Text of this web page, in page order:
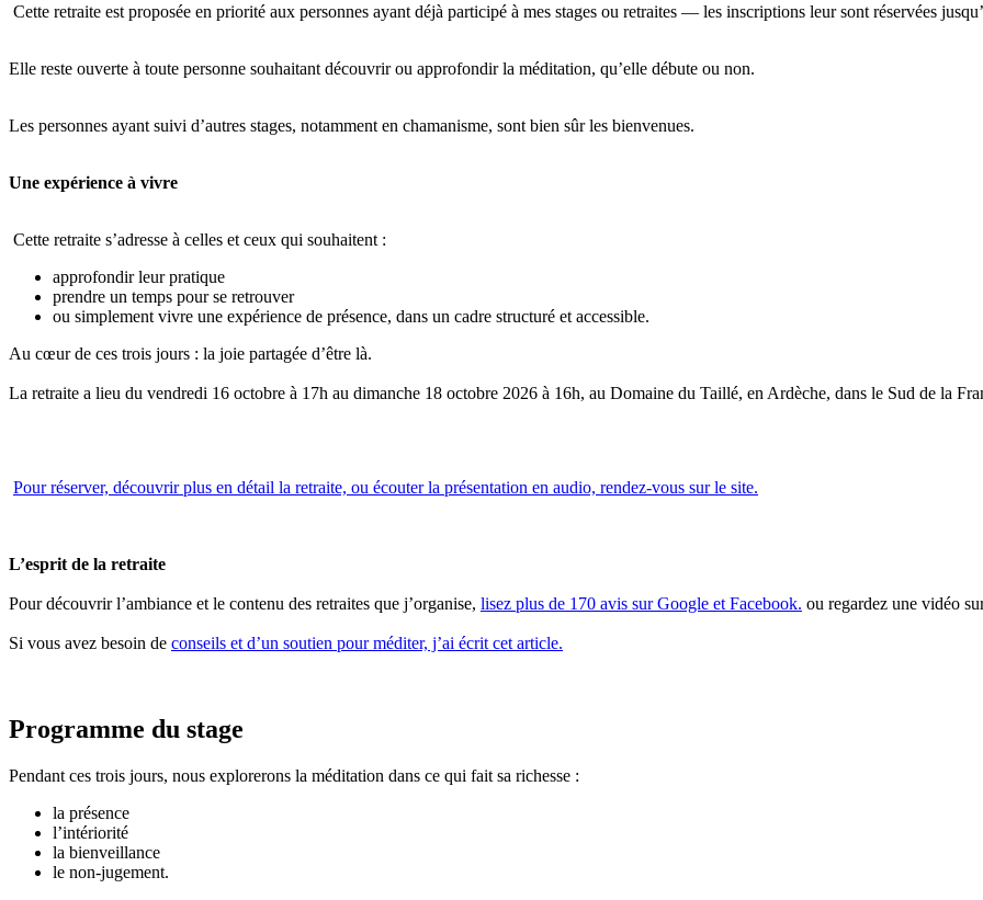
Cette retraite est proposée en priorité aux personnes ayant déjà participé à mes stages ou retraites — les inscriptions leur sont réservées
Elle reste ouverte à toute personne souhaitant découvrir ou approfondir la méditation, qu’elle débute ou non.
Les personnes ayant suivi d’autres stages, notamment en chamanisme, sont bien sûr les bienvenues.
Une expérience à vivre
Cette retraite s’adresse à celles et ceux qui souhaitent :
approfondir leur pratique
prendre un temps pour se retrouver
ou simplement vivre une expérience de présence, dans un cadre structuré et accessible.
Au cœur de ces trois jours : la joie partagée d’être là.
La retraite a lieu du vendredi 16 octobre à 17h au dimanche 18 octobre 2026 à 16h, au Domaine du Taillé, en Ardèche, dans le Sud de la
Pour réserver, découvrir plus en détail la retraite, ou écouter la présentation en audio, rendez-vous sur le site.
L’esprit de la retraite
Pour découvrir l’ambiance et le contenu des retraites que j’organise, lisez plus de 170 avis sur Google et Facebook. ou regardez une vidéo
Si vous avez besoin de conseils et d’un soutien pour méditer, j’ai écrit cet article.
Programme du stage
Pendant ces trois jours, nous explorerons la méditation dans ce qui fait sa richesse :
la présence
l’intériorité
la bienveillance
le non-jugement.